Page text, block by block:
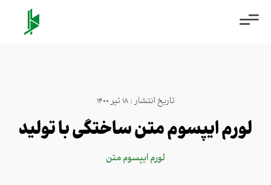
تاریخ انتشار : 18 تیر 1400
لورم ایپسوم متن ساختگی با تولید
لورم ایپسوم متن